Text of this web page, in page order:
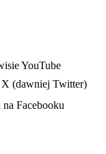
YouTube
X (dawniej Twitter)
Facebooku